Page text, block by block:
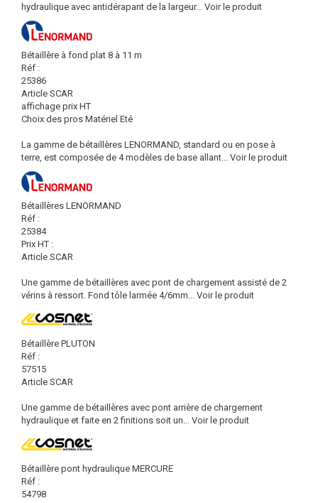
hydraulique avec antidérapant de la largeur... Voir le produit
Bétaillère à fond plat 8 à 11 m
Réf :
25386
Article SCAR
affichage prix HT
Choix des pros Matériel Eté
La gamme de bétaillères LENORMAND, standard ou en pose à
terre, est composée de 4 modèles de base allant... Voir le produit
Bétaillères LENORMAND
Réf :
25384
Prix HT :
Article SCAR
Une gamme de bétaillères avec pont de chargement assisté de 2
vérins à ressort. Fond tôle larmée 4/6mm... Voir le produit
Bétaillère PLUTON
Réf :
57515
Article SCAR
Une gamme de bétaillères avec pont arrière de chargement
hydraulique et faite en 2 finitions soit un... Voir le produit
Bétaillère pont hydraulique MERCURE
Réf :
54798